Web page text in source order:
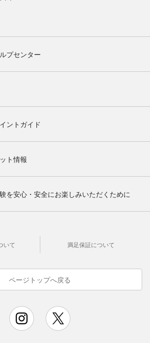
プセンター
ントガイド
ト情報
を安心・安全にお楽しみいただくために
いて
満足保証について
ページトップへ戻る